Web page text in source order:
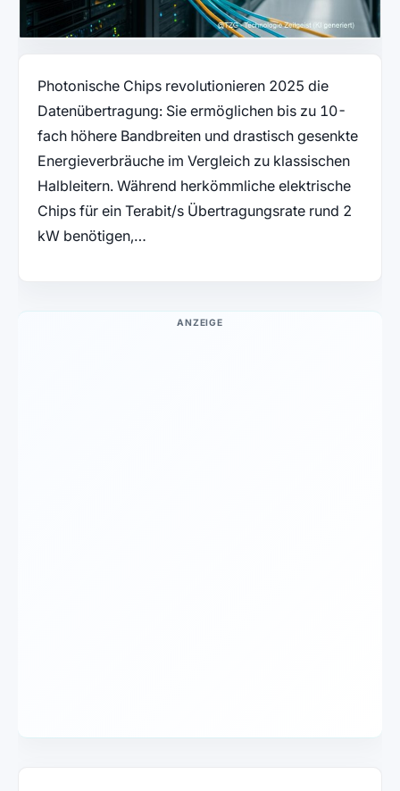
Photonische Chips revolutionieren 2025 die
Datenübertragung: Sie ermöglichen bis zu 10-
fach höhere Bandbreiten und drastisch gesenkte
Energieverbräuche im Vergleich zu klassischen
Halbleitern. Während herkömmliche elektrische
Chips für ein Terabit/s Übertragungsrate rund 2
kW benötigen,…
ANZEIGE